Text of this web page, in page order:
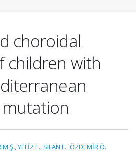
choroidal
children with
mutation
Ş.,YELİZ E., SILAN F.,ÖZDEMİR Ö.